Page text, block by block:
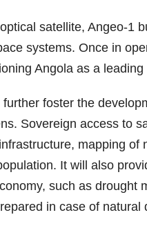
satellite, Angeo-1
systems. Once in
Angola as a leading
foster the
Sovereign access to
mapping of
It will also
such as drought
in case of